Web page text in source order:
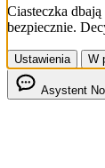
Ciasteczka
bezpiecznie.
Ustawienia W
Asystent